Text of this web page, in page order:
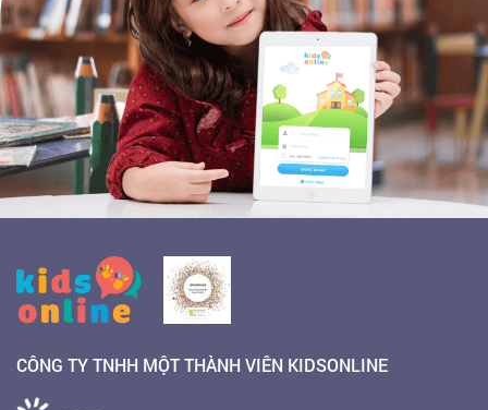
CÔNG TY TNHH MỘT THÀNH VIÊN KIDSONLINE